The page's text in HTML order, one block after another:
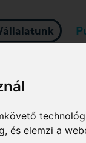
és elemzi a